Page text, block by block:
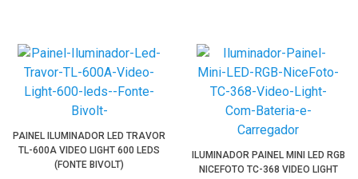
PAINEL ILUMINADOR LED TRAVOR
TL-600A VIDEO LIGHT 600 LEDS
(FONTE BIVOLT)
ILUMINADOR PAINEL MINI LED RGB
NICEFOTO TC-368 VIDEO LIGHT